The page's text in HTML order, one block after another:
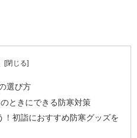
選び方
ときにできる防寒対策
！初詣におすすめ防寒グッズを